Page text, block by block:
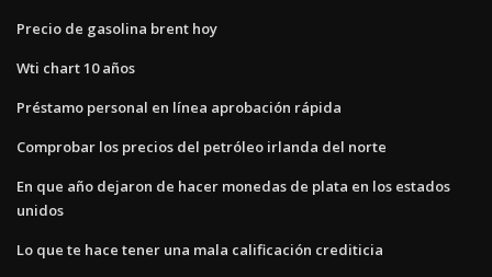
Precio de gasolina brent hoy
Wti chart 10 años
Préstamo personal en línea aprobación rápida
Comprobar los precios del petróleo irlanda del norte
En que año dejaron de hacer monedas de plata en los estados
unidos
Lo que te hace tener una mala calificación crediticia